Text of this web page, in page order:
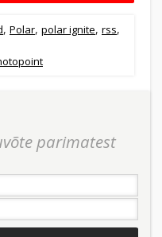
, Polar, polar ignite, rss,
parimatest